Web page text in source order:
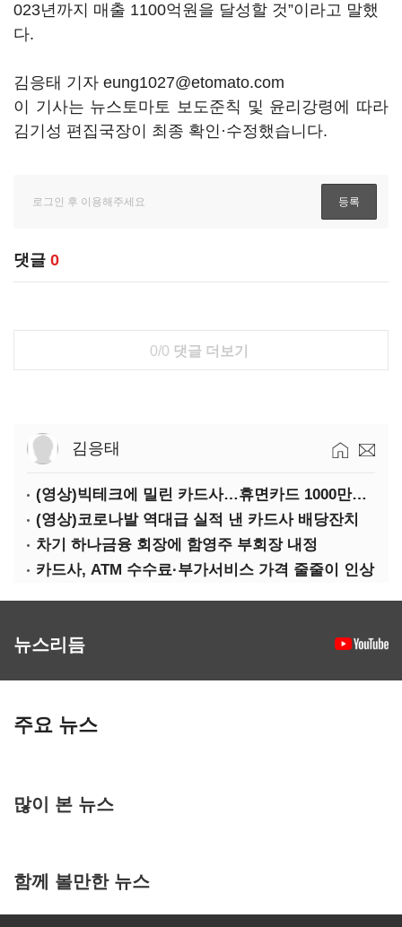
023년까지 매출 1100억원을 달성할 것”이라고 말했
다.
김응태 기자 eung1027@etomato.com
이 기사는 뉴스토마토 보도준칙 및 윤리강령에 따라
김기성 편집국장이 최종 확인·수정했습니다.
댓글 0
0/0 댓글 더보기
김응태
(영상)빅테크에 밀린 카드사…휴면카드 1000만장 육박
(영상)코로나발 역대급 실적 낸 카드사 배당잔치
차기 하나금융 회장에 함영주 부회장 내정
카드사, ATM 수수료·부가서비스 가격 줄줄이 인상
뉴스리듬
주요 뉴스
많이 본 뉴스
함께 볼만한 뉴스